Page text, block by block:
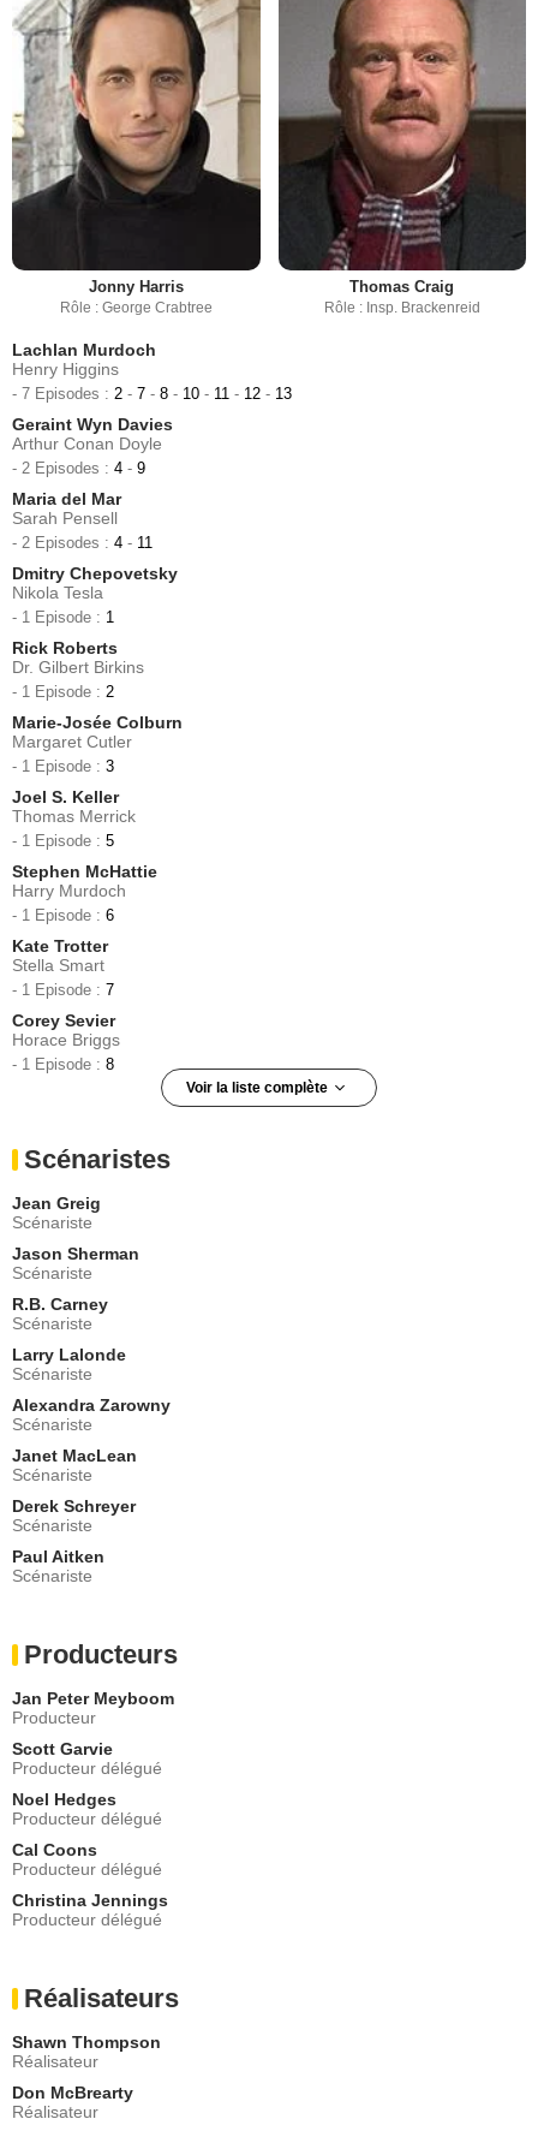
Jonny Harris
Rôle : George Crabtree
Thomas Craig
Rôle : Insp. Brackenreid
Lachlan Murdoch
Henry Higgins
- 7 Episodes : 2 - 7 - 8 - 10 - 11 - 12 - 13
Geraint Wyn Davies
Arthur Conan Doyle
- 2 Episodes : 4 - 9
Maria del Mar
Sarah Pensell
- 2 Episodes : 4 - 11
Dmitry Chepovetsky
Nikola Tesla
- 1 Episode : 1
Rick Roberts
Dr. Gilbert Birkins
- 1 Episode : 2
Marie-Josée Colburn
Margaret Cutler
- 1 Episode : 3
Joel S. Keller
Thomas Merrick
- 1 Episode : 5
Stephen McHattie
Harry Murdoch
- 1 Episode : 6
Kate Trotter
Stella Smart
- 1 Episode : 7
Corey Sevier
Horace Briggs
- 1 Episode : 8
Voir la liste complète
- 1 Episode :10
Doctor Burrit Greyson
- 1 Episode :
Chris Gascoyne
David Jennings
- 1 Episode :12
Peter Keleghan
Terrence Meyers
- 1 Episode :
Tamara Hope
Edna Garrison
- 1 Episode : 1
Sarah Orenstein
Clara Pollack
- 1 Episode :
Daniel Matmor
Newsman Louis
Eunice McGinty
Dylan Taylor (II)
Phillip Delany
- 1 Episode :6
Arthur Wellesley
- 1 Episode :7
Charlotte Sullivan
Menerva Fairchild
- 1 Episode :8
Stephen Jackson
Robert Dodds
- 1 Episode :10
Richard Binney
- 1 Episode :
Scénaristes
Jean Greig
Scénariste
Jason Sherman
Scénariste
R.B. Carney
Scénariste
Larry Lalonde
Scénariste
Alexandra Zarowny
Scénariste
Janet MacLean
Scénariste
Derek Schreyer
Scénariste
Paul Aitken
Scénariste
Producteurs
Jan Peter Meyboom
Producteur
Scott Garvie
Producteur délégué
Noel Hedges
Producteur délégué
Cal Coons
Producteur délégué
Christina Jennings
Producteur délégué
Réalisateurs
Shawn Thompson
Réalisateur
Don McBrearty
Réalisateur